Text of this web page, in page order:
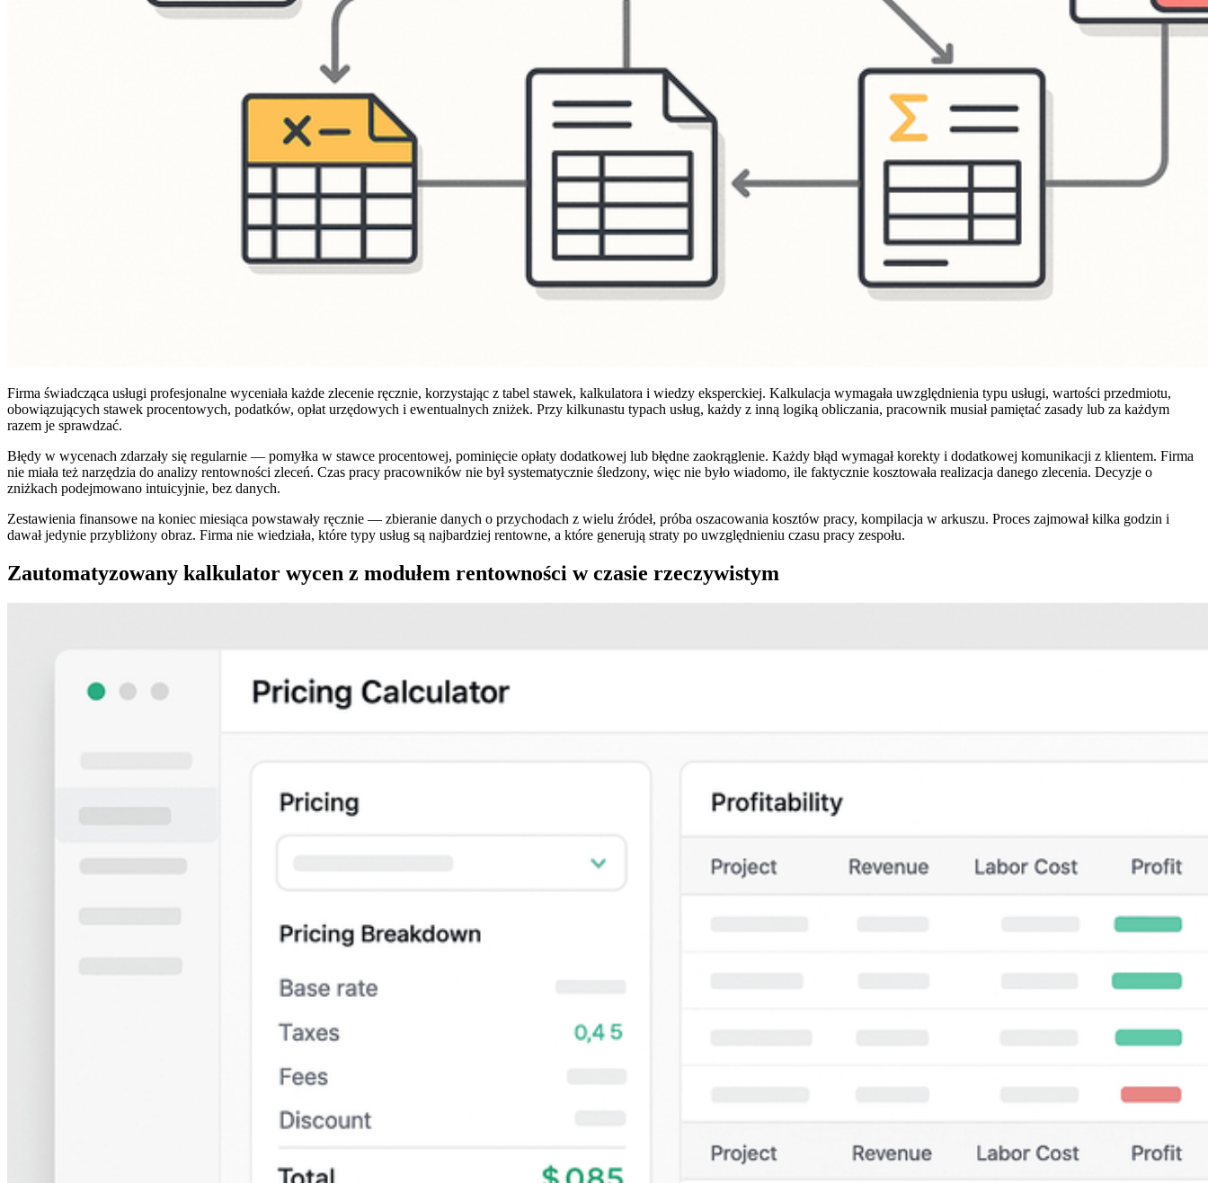
Firma świadcząca usługi profesjonalne wyceniała każde zlecenie ręcznie, korzystając z tabel stawek, kalkulatora i wiedzy eksperckiej. Kalkulacja wymagała uwzględnienia typu usługi, wartości przedmiotu,
obowiązujących stawek procentowych, podatków, opłat urzędowych i ewentualnych zniżek. Przy kilkunastu typach usług, każdy z inną logiką obliczania, pracownik musiał pamiętać zasady lub za każdym
razem je sprawdzać.
Błędy w wycenach zdarzały się regularnie — pomyłka w stawce procentowej, pominięcie opłaty dodatkowej lub błędne zaokrąglenie. Każdy błąd wymagał korekty i dodatkowej komunikacji z klientem. Firma
nie miała też narzędzia do analizy rentowności zleceń. Czas pracy pracowników nie był systematycznie śledzony, więc nie było wiadomo, ile faktycznie kosztowała realizacja danego zlecenia. Decyzje o
zniżkach podejmowano intuicyjnie, bez danych.
Zestawienia finansowe na koniec miesiąca powstawały ręcznie — zbieranie danych o przychodach z wielu źródeł, próba oszacowania kosztów pracy, kompilacja w arkuszu. Proces zajmował kilka godzin i
dawał jedynie przybliżony obraz. Firma nie wiedziała, które typy usług są najbardziej rentowne, a które generują straty po uwzględnieniu czasu pracy zespołu.
Zautomatyzowany kalkulator wycen z modułem rentowności w czasie rzeczywistym